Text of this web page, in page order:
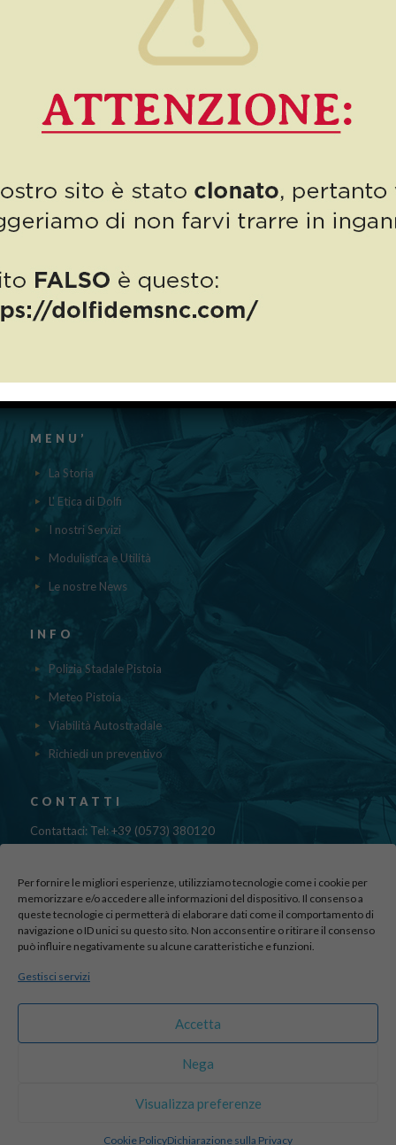
Per fornire le migliori esperienze, utilizziamo tecnologie come i cookie per
memorizzare e/o accedere alle informazioni del dispositivo. Il consenso a
queste tecnologie ci permetterà di elaborare dati come il comportamento di
navigazione o ID unici su questo sito. Non acconsentire o ritirare il consenso
può influire negativamente su alcune caratteristiche e funzioni.
Gestisci servizi
Accetta
Nega
Visualizza preferenze
Cookie PolicyDichiarazione sulla Privacy
PUBBLICAZIONE AIUTI DI STATO
MENU’
La Storia
L' Etica di Dolfi
I nostri Servizi
Modulistica e Utilità
Le nostre News
INFO
Polizia Stadale Pistoia
Meteo Pistoia
Viabilità Autostradale
Richiedi un preventivo
CONTATTI
Contattaci: Tel: +39 (0573) 380120
Fax: 39 (0573) 985420
Via di Canapale, 10
51100 PISTOIA
Find us here:
sito realizzato da
Reserved | Credits